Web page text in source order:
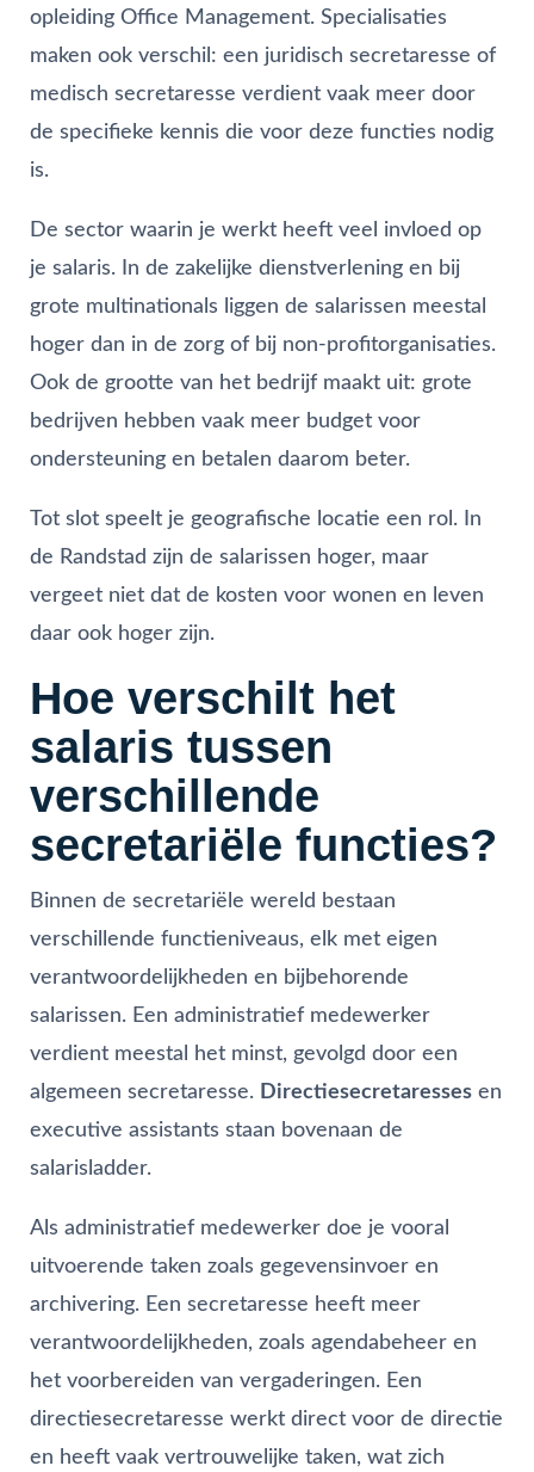
opleiding Office Management. Specialisaties
maken ook verschil: een juridisch secretaresse of
medisch secretaresse verdient vaak meer door
de specifieke kennis die voor deze functies nodig
is.
De sector waarin je werkt heeft veel invloed op
je salaris. In de zakelijke dienstverlening en bij
grote multinationals liggen de salarissen meestal
hoger dan in de zorg of bij non-profitorganisaties.
Ook de grootte van het bedrijf maakt uit: grote
bedrijven hebben vaak meer budget voor
ondersteuning en betalen daarom beter.
Tot slot speelt je geografische locatie een rol. In
de Randstad zijn de salarissen hoger, maar
vergeet niet dat de kosten voor wonen en leven
daar ook hoger zijn.
Hoe verschilt het
salaris tussen
verschillende
secretariële functies?
Binnen de secretariële wereld bestaan
verschillende functieniveaus, elk met eigen
verantwoordelijkheden en bijbehorende
salarissen. Een administratief medewerker
verdient meestal het minst, gevolgd door een
algemeen secretaresse. Directiesecretaresses en
executive assistants staan bovenaan de
salarisladder.
Als administratief medewerker doe je vooral
uitvoerende taken zoals gegevensinvoer en
archivering. Een secretaresse heeft meer
verantwoordelijkheden, zoals agendabeheer en
het voorbereiden van vergaderingen. Een
directiesecretaresse werkt direct voor de directie
en heeft vaak vertrouwelijke taken, wat zich